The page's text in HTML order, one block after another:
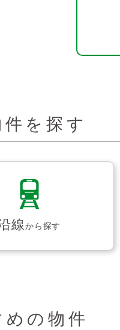
を探す
線から探す
めの物件